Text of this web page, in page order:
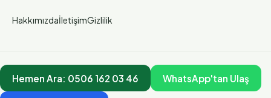
HakkımızdaİletişimGizlilik
Hemen Ara: 0506 162 03 46 WhatsApp'tan Ulaş